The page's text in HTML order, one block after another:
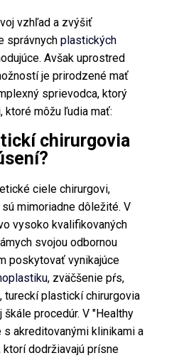
vzhľad a zvýšiť
správnych plastických
Avšak uprostred
je prirodzené mať
sprievodca, ktorý
môžu ľudia mať:
chirurgovia
ciele chirurgovi,
mimoriadne dôležité. V
vysoko kvalifikovaných
svojou odbornou
poskytovať vynikajúce
, zväčšenie pŕs,
, tureckí plastickí chirurgovia
procedúr. V "Healthy
s akreditovanými klinikami a
dodržiavajú prísne